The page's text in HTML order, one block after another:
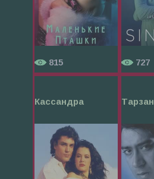
815 727
Кассандра